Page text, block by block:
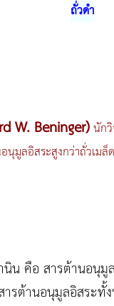
ถั่วดำ
W. Beninger)นัก
มูลอิสระสูงกว่าถั่วเ
นิน คือ สารต้านอ
รต้านอนุมูลอิสระ